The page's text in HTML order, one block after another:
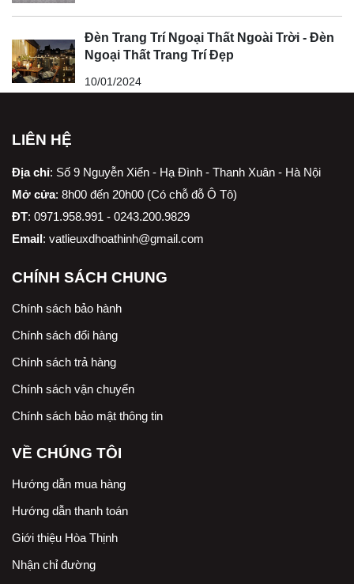
Đèn Trang Trí Ngoại Thất Ngoài Trời - Đèn
Ngoại Thất Trang Trí Đẹp
10/01/2024
LIÊN HỆ
Địa chỉ: Số 9 Nguyễn Xiển - Hạ Đình - Thanh Xuân - Hà Nội
Mở cửa: 8h00 đến 20h00 (Có chỗ đỗ Ô Tô)
ĐT: 0971.958.991 - 0243.200.9829
Email: vatlieuxdhoathinh@gmail.com
CHÍNH SÁCH CHUNG
Chính sách bảo hành
Chính sách đổi hàng
Chính sách trả hàng
Chính sách vận chuyển
Chính sách bảo mật thông tin
VỀ CHÚNG TÔI
Hướng dẫn mua hàng
Hướng dẫn thanh toán
Giới thiệu Hòa Thịnh
Nhận chỉ đường